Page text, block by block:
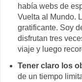
había webs de
Vuelta al Mundo.
gratificante. Soy
disfrutan tres
viaje y luego
Tener claro los
de un tiempo